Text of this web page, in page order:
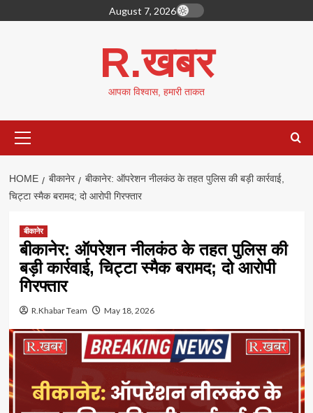
to
August 7, 2026
R.खबर
आपका विश्वास, हमारी ताकत
Menu
HOME बीकानेर
बीकानेर: ऑपरेशन नीलकंठ के तहत पुलिस की बड़ी कार्रवाई,
चिट्टा स्मैक बरामद; दो आरोपी गिरफ्तार
बीकानेर
बीकानेर: ऑपरेशन नीलकंठ के तहत पुलिस की
बड़ी कार्रवाई, चिट्टा स्मैक बरामद; दो आरोपी
गिरफ्तार
R.Khabar Team May 18, 2026